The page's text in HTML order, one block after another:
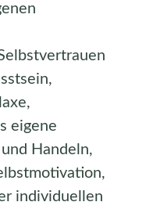
eigene
Handeln,
individuellen